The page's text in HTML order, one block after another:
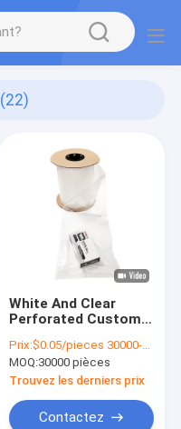
(22)
White And Clear
Perforated Custom
Bags Auto Bags On
Rolls
Prix:$0.05/pieces 30000-299999 pieces
MOQ:30000 pièces
Trouvez les derniers prix
Contactez